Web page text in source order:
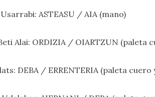
ASTEASU / AIA (mano)
Alai: ORDIZIA / OIARTZUN (paleta
DEBA / ERRENTERIA (paleta